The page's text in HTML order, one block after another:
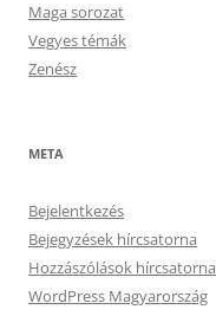
Maga sorozat
Vegyes témák
Zenész
META
Bejelentkezés
Bejegyzések hírcsatorna
Hozzászólások hírcsatorna
WordPress Magyarország